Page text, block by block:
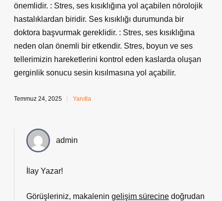
önemlidir. : Stres, ses kısıklığına yol açabilen nörolojik
hastalıklardan biridir. Ses kısıklığı durumunda bir
doktora başvurmak gereklidir. : Stres, ses kısıklığına
neden olan önemli bir etkendir. Stres, boyun ve ses
tellerimizin hareketlerini kontrol eden kaslarda oluşan
gerginlik sonucu sesin kısılmasına yol açabilir.
Temmuz 24, 2025 Yanıtla
admin
İlay Yazar!
Görüşleriniz, makalenin gelişim sürecine doğrudan